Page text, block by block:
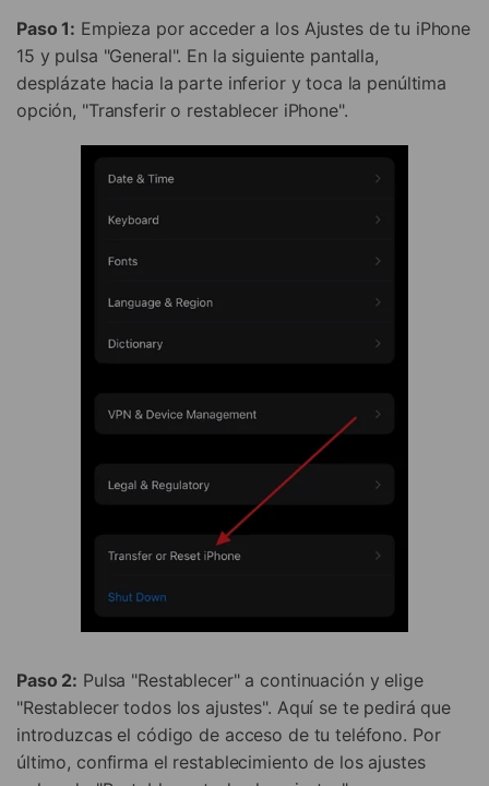
Paso 1: Empieza por acceder a los Ajustes de tu iPhone
15 y pulsa "General". En la siguiente pantalla,
desplázate hacia la parte inferior y toca la penúltima
opción, "Transferir o restablecer iPhone".
Paso 2: Pulsa "Restablecer" a continuación y elige
"Restablecer todos los ajustes". Aquí se te pedirá que
introduzcas el código de acceso de tu teléfono. Por
último, confirma el restablecimiento de los ajustes